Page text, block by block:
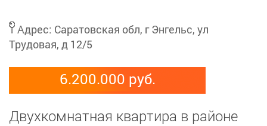
Адрес: Саратовская обл, г Энгельс, ул
Трудовая, д 12/5
6.200.000 руб.
Двухкомнатная квартира в районе